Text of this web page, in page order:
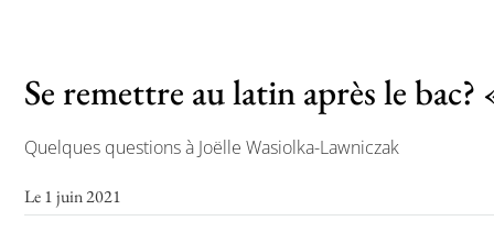
Se remettre au latin après le
Quelques questions à Joëlle Wasiolka-Lawniczak
Le 1 juin 2021